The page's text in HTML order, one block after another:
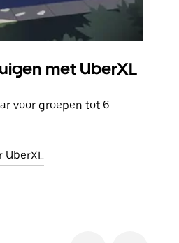
met UberXL
voor groepen tot 6
UberXL